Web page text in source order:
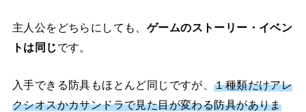
主人公をどちらにしても、 ゲームのストーリー・イベン
トは同じです。
入手できる防具もほとんど同じですが、１種類だけアレ
クシオスかカサンドラで見た目が変わる防具がありま